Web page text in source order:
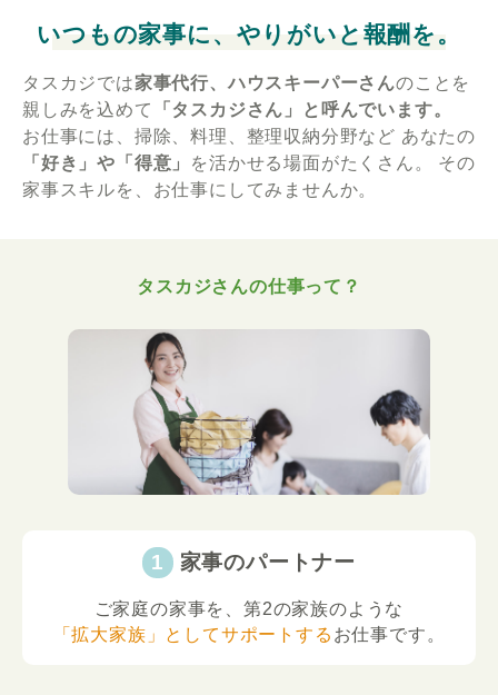
いつもの家事に、やりがいと報酬を。
タスカジでは家事代行、ハウスキーパーさんのことを
親しみを込めて
「タスカジさん」と呼んでいます。
お仕事には、掃除、料理、整理収納分野など あなたの
「好き」や「得意」
を活かせる場面がたくさん。
その
家事スキルを、お仕事にしてみませんか。
タスカジさんの仕事って？
家事のパートナー
ご家庭の家事を、第2の家族のような
「拡大家族」としてサポートする お仕事です。